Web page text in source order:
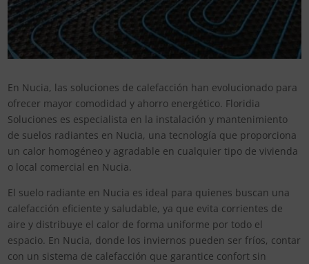
En Nucia, las soluciones de calefacción han evolucionado para
ofrecer mayor comodidad y ahorro energético. Floridia
Soluciones es especialista en la instalación y mantenimiento
de suelos radiantes en Nucia, una tecnología que proporciona
un calor homogéneo y agradable en cualquier tipo de vivienda
o local comercial en Nucia.
El suelo radiante en Nucia es ideal para quienes buscan una
calefacción eficiente y saludable, ya que evita corrientes de
aire y distribuye el calor de forma uniforme por todo el
espacio. En Nucia, donde los inviernos pueden ser fríos, contar
con un sistema de calefacción que garantice confort sin